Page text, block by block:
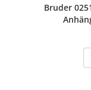
Bruder